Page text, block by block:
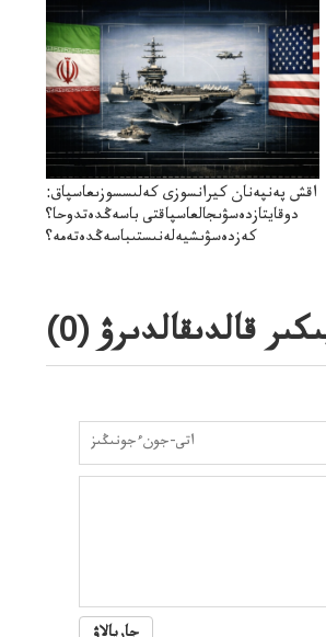
اقش پەنپەنان كيرانسوزى كەلىسسوزىعاسپاق:
دوقايتازدەسۋىجالعاسپاقتى باسەڭدەتدوحا؟
كەزدەسۋىشيەلەنىستىباسەڭدەتەمە؟
قالدىقالدىرۋ (0
)